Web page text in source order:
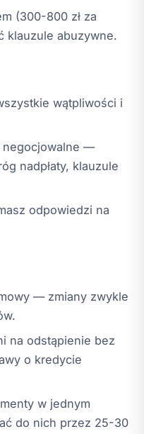
(300-800 zł za
klauzule abuzywne.
wątpliwości i
negocjowalne —
nadpłaty, klauzule
odpowiedzi na
— zmiany zwykle
na odstąpienie bez
o kredycie
w jednym
do nich przez 25-30